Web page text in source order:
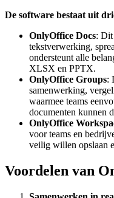
De software bestaat uit
OnlyOffice Docs: Dit
tekstverwerking,
ondersteunt alle
XLSX en PPTX.
OnlyOffice Groups:
samenwerking,
waarmee teams
documenten kunnen
OnlyOffice
voor teams en
veilig willen opslaan
Voordelen van